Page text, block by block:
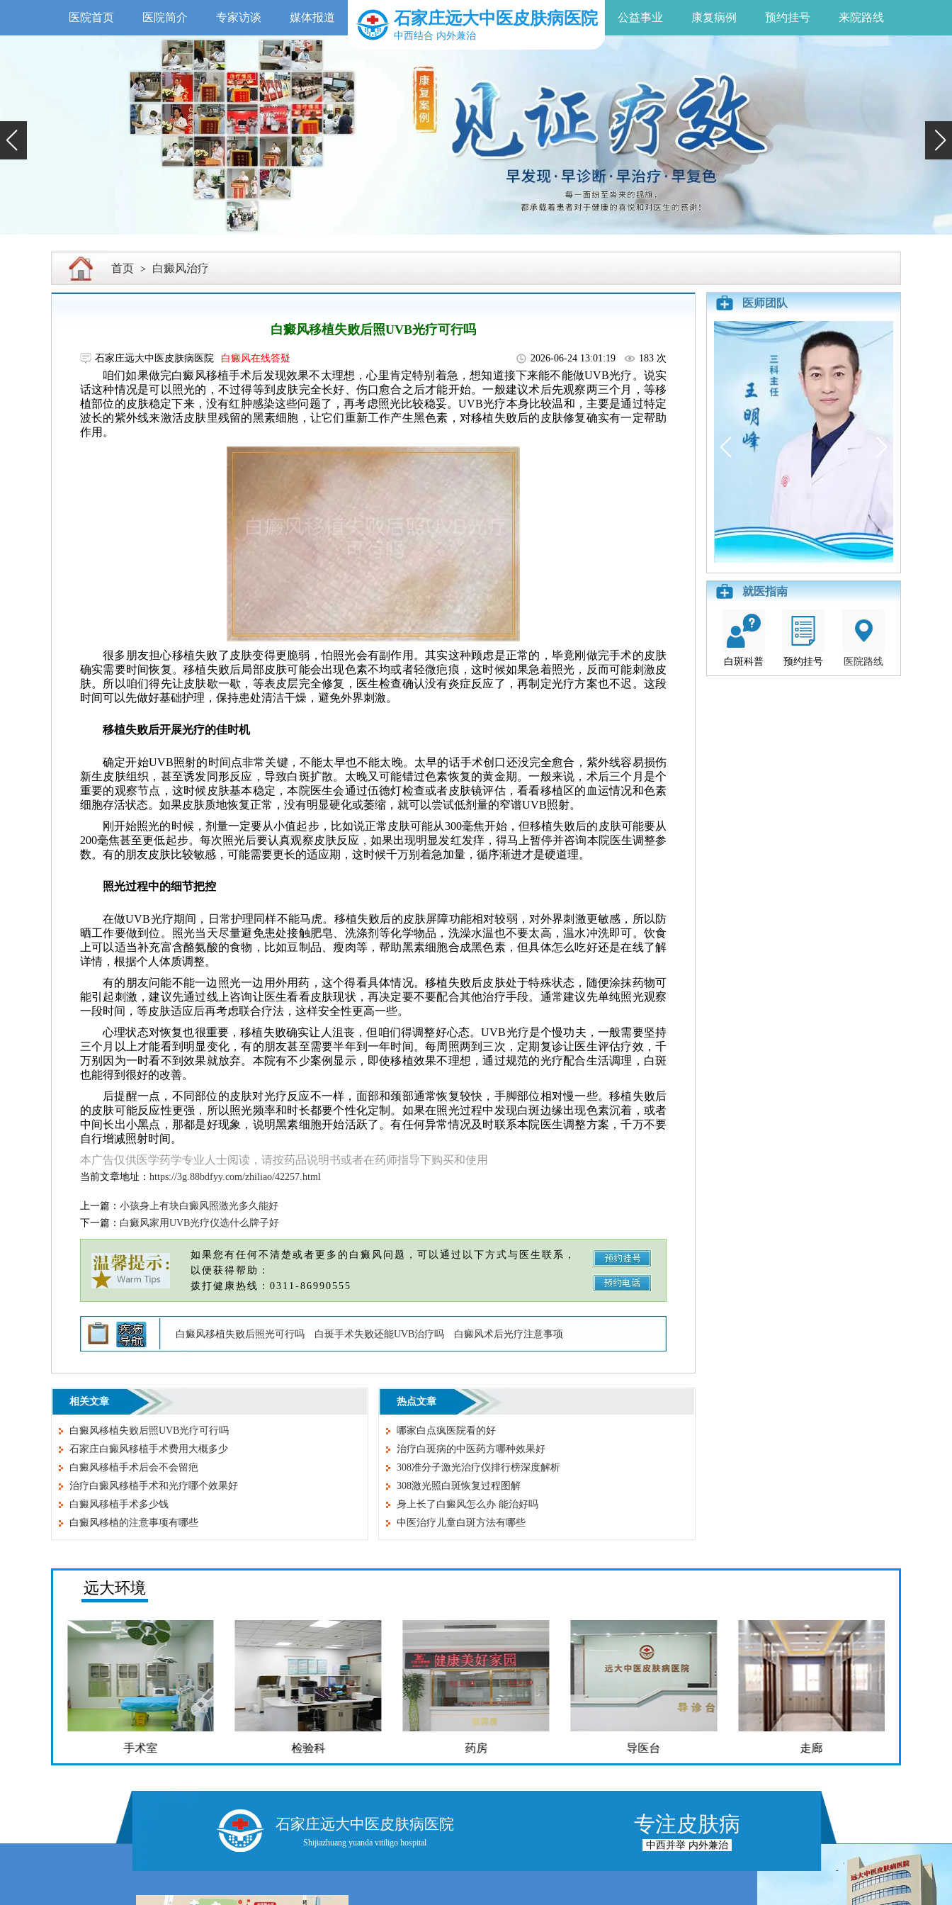
医院首页 医院简介 专家访谈 媒体报道 石家庄远大中医皮肤病医院
中西结合 内外兼治
公益事业 康复病例 预约挂号 来院路线
首页 > 白癜风治疗
白癜风移植失败后照UVB光疗可行吗
石家庄远大中医皮肤病医院 白癜风在线答疑 2026-06-24 13:01:19 183 次
咱们如果做完白癜风移植手术后发现效果不太理想，心里肯定特别着急，想知道接下来能不能做UVB光疗。说实
话这种情况是可以照光的，不过得等到皮肤完全长好、伤口愈合之后才能开始。一般建议术后先观察两三个月，等移
植部位的皮肤稳定下来，没有红肿感染这些问题了，再考虑照光比较稳妥。UVB光疗本身比较温和，主要是通过特定
波长的紫外线来激活皮肤里残留的黑素细胞，让它们重新工作产生黑色素，对移植失败后的皮肤修复确实有一定帮助
作用。
很多朋友担心移植失败了皮肤变得更脆弱，怕照光会有副作用。其实这种顾虑是正常的，毕竟刚做完手术的皮肤
确实需要时间恢复。移植失败后局部皮肤可能会出现色素不均或者轻微疤痕，这时候如果急着照光，反而可能刺激皮
肤。所以咱们得先让皮肤歇一歇，等表皮层完全修复，医生检查确认没有炎症反应了，再制定光疗方案也不迟。这段
时间可以先做好基础护理，保持患处清洁干燥，避免外界刺激。
移植失败后开展光疗的佳时机
确定开始UVB照射的时间点非常关键，不能太早也不能太晚。太早的话手术创口还没完全愈合，紫外线容易损伤
新生皮肤组织，甚至诱发同形反应，导致白斑扩散。太晚又可能错过色素恢复的黄金期。一般来说，术后三个月是个
重要的观察节点，这时候皮肤基本稳定，本院医生会通过伍德灯检查或者皮肤镜评估，看看移植区的血运情况和色素
细胞存活状态。如果皮肤质地恢复正常，没有明显硬化或萎缩，就可以尝试低剂量的窄谱UVB照射。
刚开始照光的时候，剂量一定要从小值起步，比如说正常皮肤可能从300毫焦开始，但移植失败后的皮肤可能要从
200毫焦甚至更低起步。每次照光后要认真观察皮肤反应，如果出现明显发红发痒，得马上暂停并咨询本院医生调整参
数。有的朋友皮肤比较敏感，可能需要更长的适应期，这时候千万别着急加量，循序渐进才是硬道理。
照光过程中的细节把控
在做UVB光疗期间，日常护理同样不能马虎。移植失败后的皮肤屏障功能相对较弱，对外界刺激更敏感，所以防
晒工作要做到位。照光当天尽量避免患处接触肥皂、洗涤剂等化学物品，洗澡水温也不要太高，温水冲洗即可。饮食
上可以适当补充富含酪氨酸的食物，比如豆制品、瘦肉等，帮助黑素细胞合成黑色素，但具体怎么吃好还是在线了解
详情，根据个人体质调整。
有的朋友问能不能一边照光一边用外用药，这个得看具体情况。移植失败后皮肤处于特殊状态，随便涂抹药物可
能引起刺激，建议先通过线上咨询让医生看看皮肤现状，再决定要不要配合其他治疗手段。通常建议先单纯照光观察
一段时间，等皮肤适应后再考虑联合疗法，这样安全性更高一些。
心理状态对恢复也很重要，移植失败确实让人沮丧，但咱们得调整好心态。UVB光疗是个慢功夫，一般需要坚持
三个月以上才能看到明显变化，有的朋友甚至需要半年到一年时间。每周照两到三次，定期复诊让医生评估疗效，千
万别因为一时看不到效果就放弃。本院有不少案例显示，即使移植效果不理想，通过规范的光疗配合生活调理，白斑
也能得到很好的改善。
后提醒一点，不同部位的皮肤对光疗反应不一样，面部和颈部通常恢复较快，手脚部位相对慢一些。移植失败后
的皮肤可能反应性更强，所以照光频率和时长都要个性化定制。如果在照光过程中发现白斑边缘出现色素沉着，或者
中间长出小黑点，那都是好现象，说明黑素细胞开始活跃了。有任何异常情况及时联系本院医生调整方案，千万不要
自行增减照射时间。
本广告仅供医学药学专业人士阅读，请按药品说明书或者在药师指导下购买和使用
当前文章地址： https://3g.88bdfyy.com/zhiliao/42257.html
上一篇： 小孩身上有块白癜风照激光多久能好
下一篇： 白癜风家用UVB光疗仪选什么牌子好
如果您有任何不清楚或者更多的白癜风问题，可以通过以下方式与医生联系，
以便获得帮助：
拨打健康热线：0311-86990555
白癜风移植失败后照光可行吗 白斑手术失败还能UVB治疗吗 白癜风术后光疗注意事项
相关文章
白癜风移植失败后照UVB光疗可行吗
石家庄白癜风移植手术费用大概多少
白癜风移植手术后会不会留疤
治疗白癜风移植手术和光疗哪个效果好
白癜风移植手术多少钱
白癜风移植的注意事项有哪些
热点文章
哪家白点疯医院看的好
治疗白斑病的中医药方哪种效果好
308准分子激光治疗仪排行榜深度解析
308激光照白斑恢复过程图解
身上长了白癜风怎么办 能治好吗
中医治疗儿童白斑方法有哪些
医师团队
就医指南
白斑科普 预约挂号 医院路线
远大环境
手术室 检验科 药房 导医台 走廊
石家庄远大中医皮肤病医院
Shijiazhuang yuanda vitiligo hospital
专注皮肤病
中西并举 内外兼治